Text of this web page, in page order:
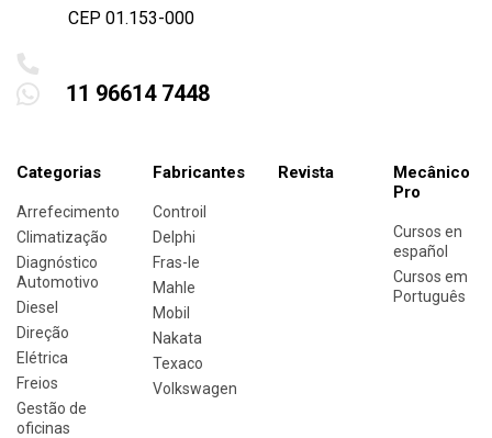
CEP 01.153-000
11 96614 7448
Categorias
Arrefecimento
Climatização
Diagnóstico
Automotivo
Diesel
Direção
Elétrica
Freios
Gestão de
oficinas
Fabricantes
Controil
Delphi
Fras-le
Mahle
Mobil
Nakata
Texaco
Volkswagen
Revista
Mecânico
Pro
Cursos en
español
Cursos em
Português